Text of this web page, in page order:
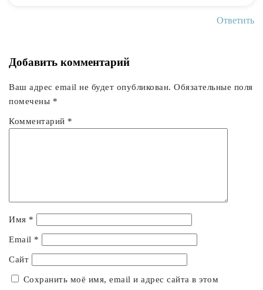
Ответить
Добавить комментарий
Ваш адрес email не будет опубликован. Обязательные поля
помечены *
Комментарий *
Имя *
Email *
Сайт
Сохранить моё имя, email и адрес сайта в этом